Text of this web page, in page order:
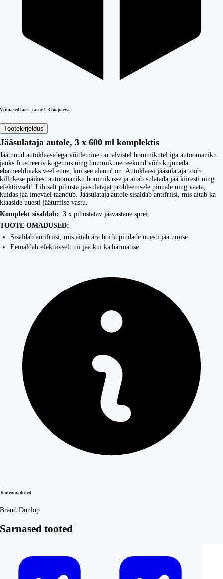
Viimased laos - tarne 1-3 tööpäeva
Tootekirjeldus
Jääsulataja autole, 3 x 600 ml komplektis
Jäätunud autoklaasidega võitlemine on talvistel hommikutel iga autoomaniku
jaoks frustreeriv kogemus ning hommikune teekond võib kujuneda
ebameeldivaks veel enne, kui see alanud on. Autoklaasi jääsulataja toob
killukese päikest autoomaniku hommikusse ja aitab sulatada jää kiiresti ning
efektiivselt! Lihtsalt pihusta jääsulatajat probleemsele pinnale ning vaata,
kuidas jää imeväel taandub. Jääsulataja autole sisaldab antifriisi, mis aitab ka
klaaside uuesti jäätumise vastu.
Komplekt sisaldab: 3 x pihustatav jäävastane sprei.
TOOTE OMADUSED:
Sisaldab antifriisi, mis aitab ära hoida pindade uuesti jäätumise
Eemaldab efektiivselt nii jää kui ka härmatise
Tooteomadused
Bränd:Dunlop
Sarnased tooted